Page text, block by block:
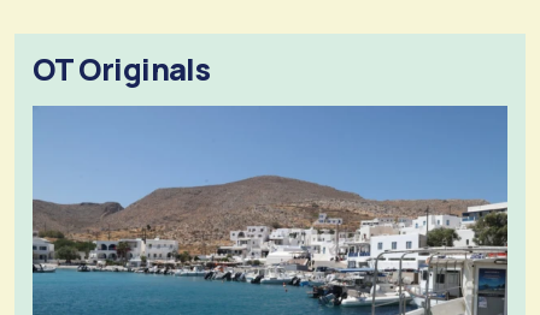
OT Originals